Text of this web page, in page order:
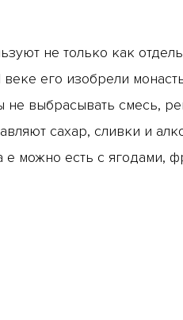
не только как
его изобрели
не выбрасывать смесь,
сахар, сливки и
е можно есть с ягодами,